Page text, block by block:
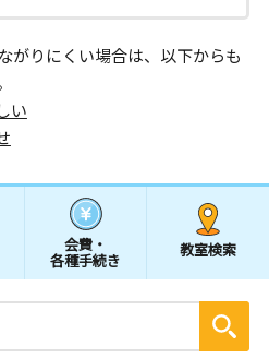
がりにくい場合は、以下からも
い
会費・
各種手続き
教室検索